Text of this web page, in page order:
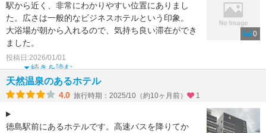
駅から近く、非常にわかりやすい位置にありまし
た。広さは一般的なビジネスホテルという印象。
大浴場が朝から入れるので、気持ち良い滞在ができ
ました。
ビジネスでも観光でも使いやすいホテルです。改築
して
続きを読む
投稿日:2026/01/01
0
天然温泉のあるホテル
4.0 旅行時期：2025/10（約10ヶ月前） 1
徳島駅前にあるホテルです。高速バスを降りてか